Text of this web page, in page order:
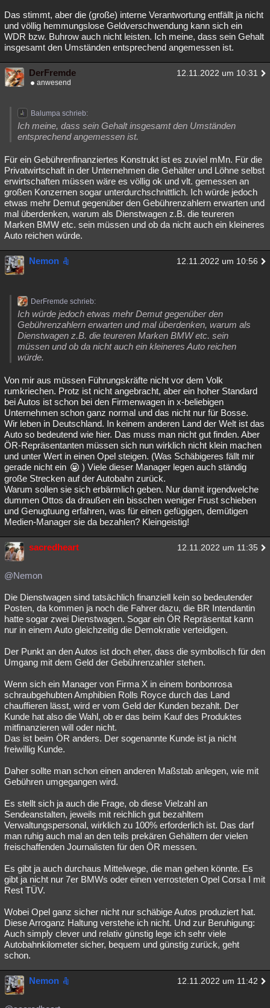
Das stimmt, aber die (große) interne Verantwortung entfällt ja nicht
und völlig hemmungslose Geldverschwendung kann sich ein
WDR bzw. Buhrow auch nicht leisten. Ich meine, dass sein Gehalt
insgesamt den Umständen entsprechend angemessen ist.
DerFremde 12.11.2022 um 10:31
anwesend
Balumpa schrieb:
Ich meine, dass sein Gehalt insgesamt den Umständen
entsprechend angemessen ist.
Für ein Gebührenfinanziertes Konstrukt ist es zuviel mMn. Für die
Privatwirtschaft in der Unternehmen die Gehälter und Löhne selbst
erwirtschaften müssen wäre es völlig ok und vlt. gemessen an
großen Konzernen sogar unterdurchschnittlich. Ich würde jedoch
etwas mehr Demut gegenüber den Gebührenzahlern erwarten und
mal überdenken, warum als Dienstwagen z.B. die teureren
Marken BMW etc. sein müssen und ob da nicht auch ein kleineres
Auto reichen würde.
Nemon 12.11.2022 um 10:56
DerFremde schrieb:
Ich würde jedoch etwas mehr Demut gegenüber den
Gebührenzahlern erwarten und mal überdenken, warum als
Dienstwagen z.B. die teureren Marken BMW etc. sein
müssen und ob da nicht auch ein kleineres Auto reichen
würde.
Von mir aus müssen Führungskräfte nicht vor dem Volk
rumkriechen. Protz ist nicht angebracht, aber ein hoher Standard
bei Autos ist schon bei den Firmenwagen in x-beliebigen
Unternehmen schon ganz normal und das nicht nur für Bosse.
Wir leben in Deutschland. In keinem anderen Land der Welt ist das
Auto so bedeutend wie hier. Das muss man nicht gut finden. Aber
ÖR-Repräsentanten müssen sich nun wirklich nicht klein machen
und unter Wert in einen Opel steigen. (Was Schäbigeres fällt mir
gerade nicht ein
) Viele dieser Manager legen auch ständig
große Strecken auf der Autobahn zurück.
Warum sollen sie sich erbärmlich geben. Nur damit irgendwelche
dummen Ottos da draußen ein bisschen weniger Frust schieben
und Genugtuung erfahren, was für einen gefügigen, demütigen
Medien-Manager sie da bezahlen? Kleingeistig!
sacredheart 12.11.2022 um 11:35
@Nemon
Die Dienstwagen sind tatsächlich finanziell kein so bedeutender
Posten, da kommen ja noch die Fahrer dazu, die BR Intendantin
hatte sogar zwei Dienstwagen. Sogar ein ÖR Repräsentat kann
nur in einem Auto gleichzeitig die Demokratie verteidigen.
Der Punkt an den Autos ist doch eher, dass die symbolisch für den
Umgang mit dem Geld der Gebührenzahler stehen.
Wenn sich ein Manager von Firma X in einem bonbonrosa
schraubgehubten Amphibien Rolls Royce durch das Land
chauffieren lässt, wird er vom Geld der Kunden bezahlt. Der
Kunde hat also die Wahl, ob er das beim Kauf des Produktes
mitfinanzieren will oder nicht.
Das ist beim ÖR anders. Der sogenannte Kunde ist ja nicht
freiwillig Kunde.
Daher sollte man schon einen anderen Maßstab anlegen, wie mit
Gebühren umgegangen wird.
Es stellt sich ja auch die Frage, ob diese Vielzahl an
Sendeanstalten, jeweils mit reichlich gut bezahltem
Verwaltungspersonal, wirklich zu 100% erforderlich ist. Das darf
man ruhig auch mal an den teils prekären Gehältern der vielen
freischaffenden Journalisten für den ÖR messen.
Es gibt ja auch durchaus Mittelwege, die man gehen könnte. Es
gibt ja nicht nur 7er BMWs oder einen verrosteten Opel Corsa I mit
Rest TÜV.
Wobei Opel ganz sicher nicht nur schäbige Autos produziert hat.
Diese Arroganz Haltung verstehe ich nicht. Und zur Beruhigung:
Auch simply clever und relativ günstig lege ich sehr viele
Autobahnkilometer sicher, bequem und günstig zurück, geht
schon.
Nemon 12.11.2022 um 11:42